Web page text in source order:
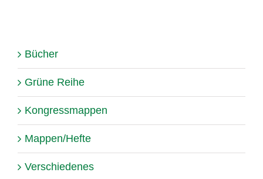
Bücher
Grüne Reihe
Kongressmappen
Mappen/Hefte
Verschiedenes